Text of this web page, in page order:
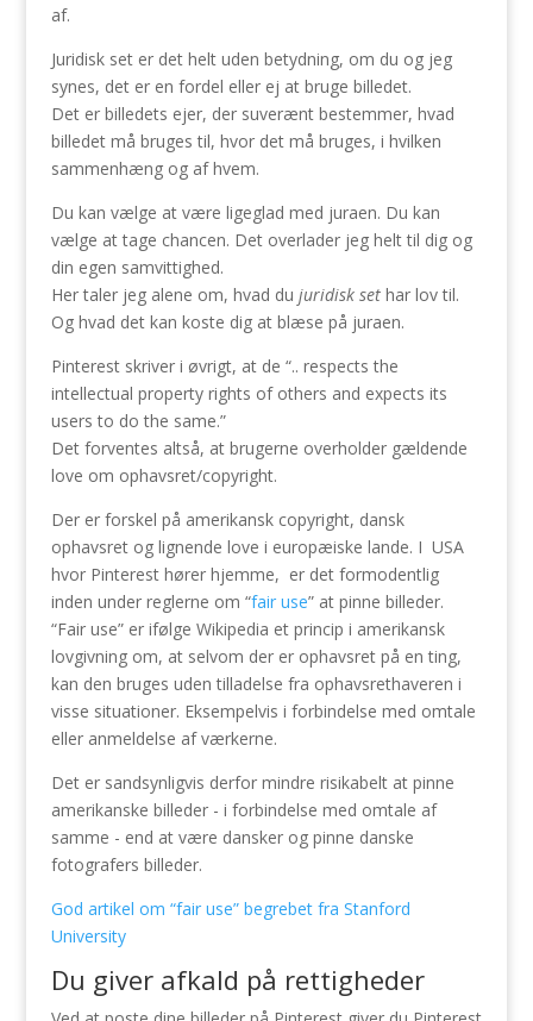
af.
Juridisk set er det helt uden betydning, om du og jeg
synes, det er en fordel eller ej at bruge billedet.
Det er billedets ejer, der suverænt bestemmer, hvad
billedet må bruges til, hvor det må bruges, i hvilken
sammenhæng og af hvem.
Du kan vælge at være ligeglad med juraen. Du kan
vælge at tage chancen. Det overlader jeg helt til dig og
din egen samvittighed.
Her taler jeg alene om, hvad du juridisk set har lov til.
Og hvad det kan koste dig at blæse på juraen.
Pinterest skriver i øvrigt, at de “.. respects the
intellectual property rights of others and expects its
users to do the same.”
Det forventes altså, at brugerne overholder gældende
love om ophavsret/copyright.
Der er forskel på amerikansk copyright, dansk
ophavsret og lignende love i europæiske lande. I USA
hvor Pinterest hører hjemme, er det formodentlig
inden under reglerne om “fair use” at pinne billeder.
“Fair use” er ifølge Wikipedia et princip i amerikansk
lovgivning om, at selvom der er ophavsret på en ting,
kan den bruges uden tilladelse fra ophavsrethaveren i
visse situationer. Eksempelvis i forbindelse med omtale
eller anmeldelse af værkerne.
Det er sandsynligvis derfor mindre risikabelt at pinne
amerikanske billeder - i forbindelse med omtale af
samme - end at være dansker og pinne danske
fotografers billeder.
God artikel om “fair use” begrebet fra Stanford
University
Du giver afkald på rettigheder